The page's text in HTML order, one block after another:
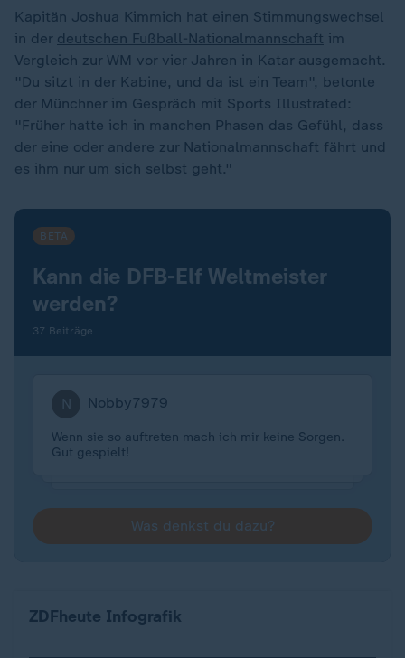
Kapitän Joshua Kimmich hat einen Stimmungswechsel
in der deutschen Fußball-Nationalmannschaft im
Vergleich zur WM vor vier Jahren in Katar ausgemacht.
"Du sitzt in der Kabine, und da ist ein Team", betonte
der Münchner im Gespräch mit Sports Illustrated:
"Früher hatte ich in manchen Phasen das Gefühl, dass
der eine oder andere zur Nationalmannschaft fährt und
es ihm nur um sich selbst geht."
BETA
Kann die DFB-Elf Weltmeister
werden?
37 Beiträge
N Nobby7979
Wenn sie so auftreten mach ich mir keine Sorgen.
Gut gespielt!
Was denkst du dazu?
ZDFheute Infografik